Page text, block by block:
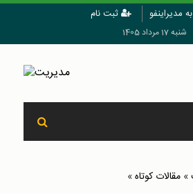
مدیراینفو ثبت نام
شنبه 17 مرداد 1405
» مقالات کوتاه»